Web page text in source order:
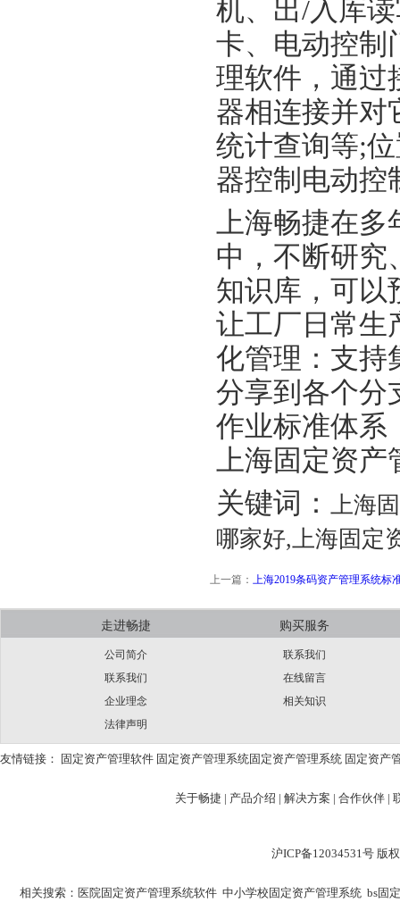
机、出/入库
卡、电动控制
理软件，通过
器相连接并对
统计查询等;
器控制电动控
上海畅捷在多
中，不断研究
知识库，可以
让工厂日常生
化管理：支持
分享到各个分
作业标准体系
上海固定资产
关键词： 上海
哪家好,上海固定
上一篇： 上海2019条码资产管理系统标
走进畅捷
公司简介
联系我们
企业理念
法律声明
购买服务
联系我们
在线留言
相关知识
友情链接： 固定资产管理软件 固定资产管理系统固定资产管理系统 固定资产
关于畅捷 | 产品介绍 | 解决方案 | 合作伙伴 |
沪ICP备12034531号 版
相关搜索： 医院固定资产管理系统软件 中小学校固定资产管理系统 bs固